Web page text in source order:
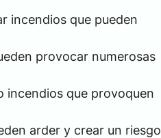
incendios que pueden
provocar numerosas
incendios que provoquen
arder y crear un riesgo